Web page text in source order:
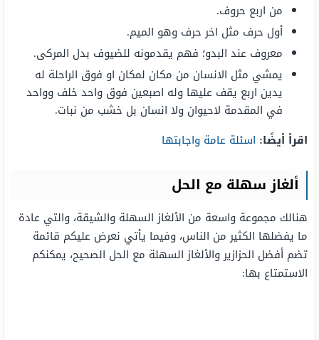
من اربع حروف.
أول حرف مثل اخر حرف وهو الميم.
معروف عند البدو؛ فهم يقدمونه للضيوف بدل المركى.
يمشي مثل الانسان من مكان لمكان او فوق الراحلة له
يدين اربع يقف عليها وله اصبعين فوق واحد خلف وواحد
في المقدمة لاحيوان ولا انسان بل خشب من نبات.
اقرأ أيضًا: اسئلة عامة واجابتها
ألغاز سهلة مع الحل
هنالك مجموعة واسعة من الألغاز السهلة والشيقة، والتي عادة
ما يفضلها الكثير من الناس، وفيما يأتي نعرض عليكم قائمة
تضم أفضل الحزازير والألغاز السهلة مع الحل الصحيح، يمكنكم
الاستمتاع بها: